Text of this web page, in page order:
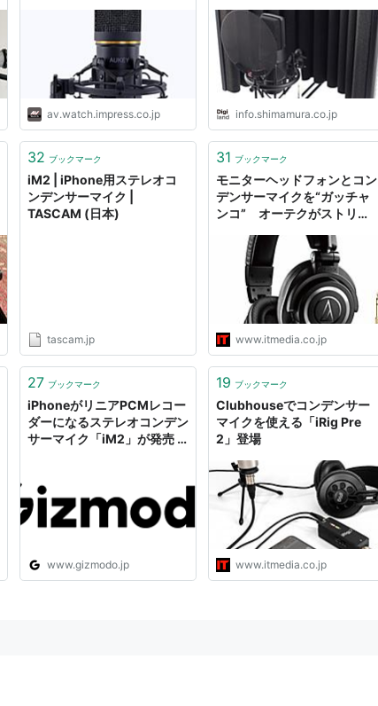
av.watch.impress.co.jp
ジランド）
info.shimamura.co.jp
32 ブックマーク
iM2 | iPhone用ステレオコ
ンデンサーマイク |
TASCAM (日本)
tascam.jp
31 ブックマーク
モニターヘッドフォンとコン
デンサーマイクを“ガッチャ
ンコ” オーテクがストリー
www.itmedia.co.jp
27 ブックマーク
iPhoneがリニアPCMレコー
ダーになるステレオコンデン
サーマイク「iM2」が発売 |
www.gizmodo.jp
19 ブックマーク
Clubhouseでコンデンサー
マイクを使える「iRig Pre
2」登場
www.itmedia.co.jp